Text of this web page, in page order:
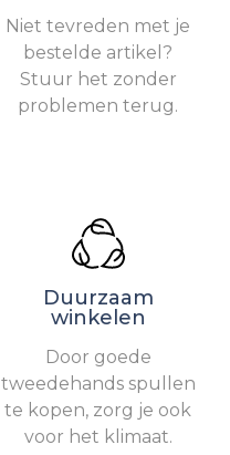
Niet tevreden met je
bestelde artikel?
Stuur het zonder
problemen terug.
Duurzaam
winkelen
Door goede
tweedehands spullen
te kopen, zorg je ook
voor het klimaat.